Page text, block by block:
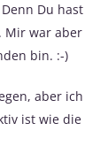
Du hast
Mir war aber
bin. :-)
aber ich
ist wie die